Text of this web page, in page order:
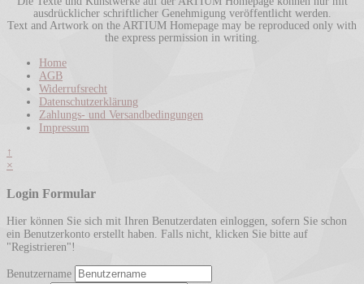
ausdrücklicher schriftlicher Genehmigung veröffentlicht werden.
Text and Artwork on the ARTIUM Homepage may be reproduced only with
the express permission in writing.
Home
AGB
Widerrufsrecht
Datenschutzerklärung
Zahlungs- und Versandbedingungen
Impressum
↑
×
Login Formular
Hier können Sie sich mit Ihren Benutzerdaten einloggen, sofern Sie schon
ein Benutzerkonto erstellt haben. Falls nicht, klicken Sie bitte auf
"Registrieren"!
Benutzername